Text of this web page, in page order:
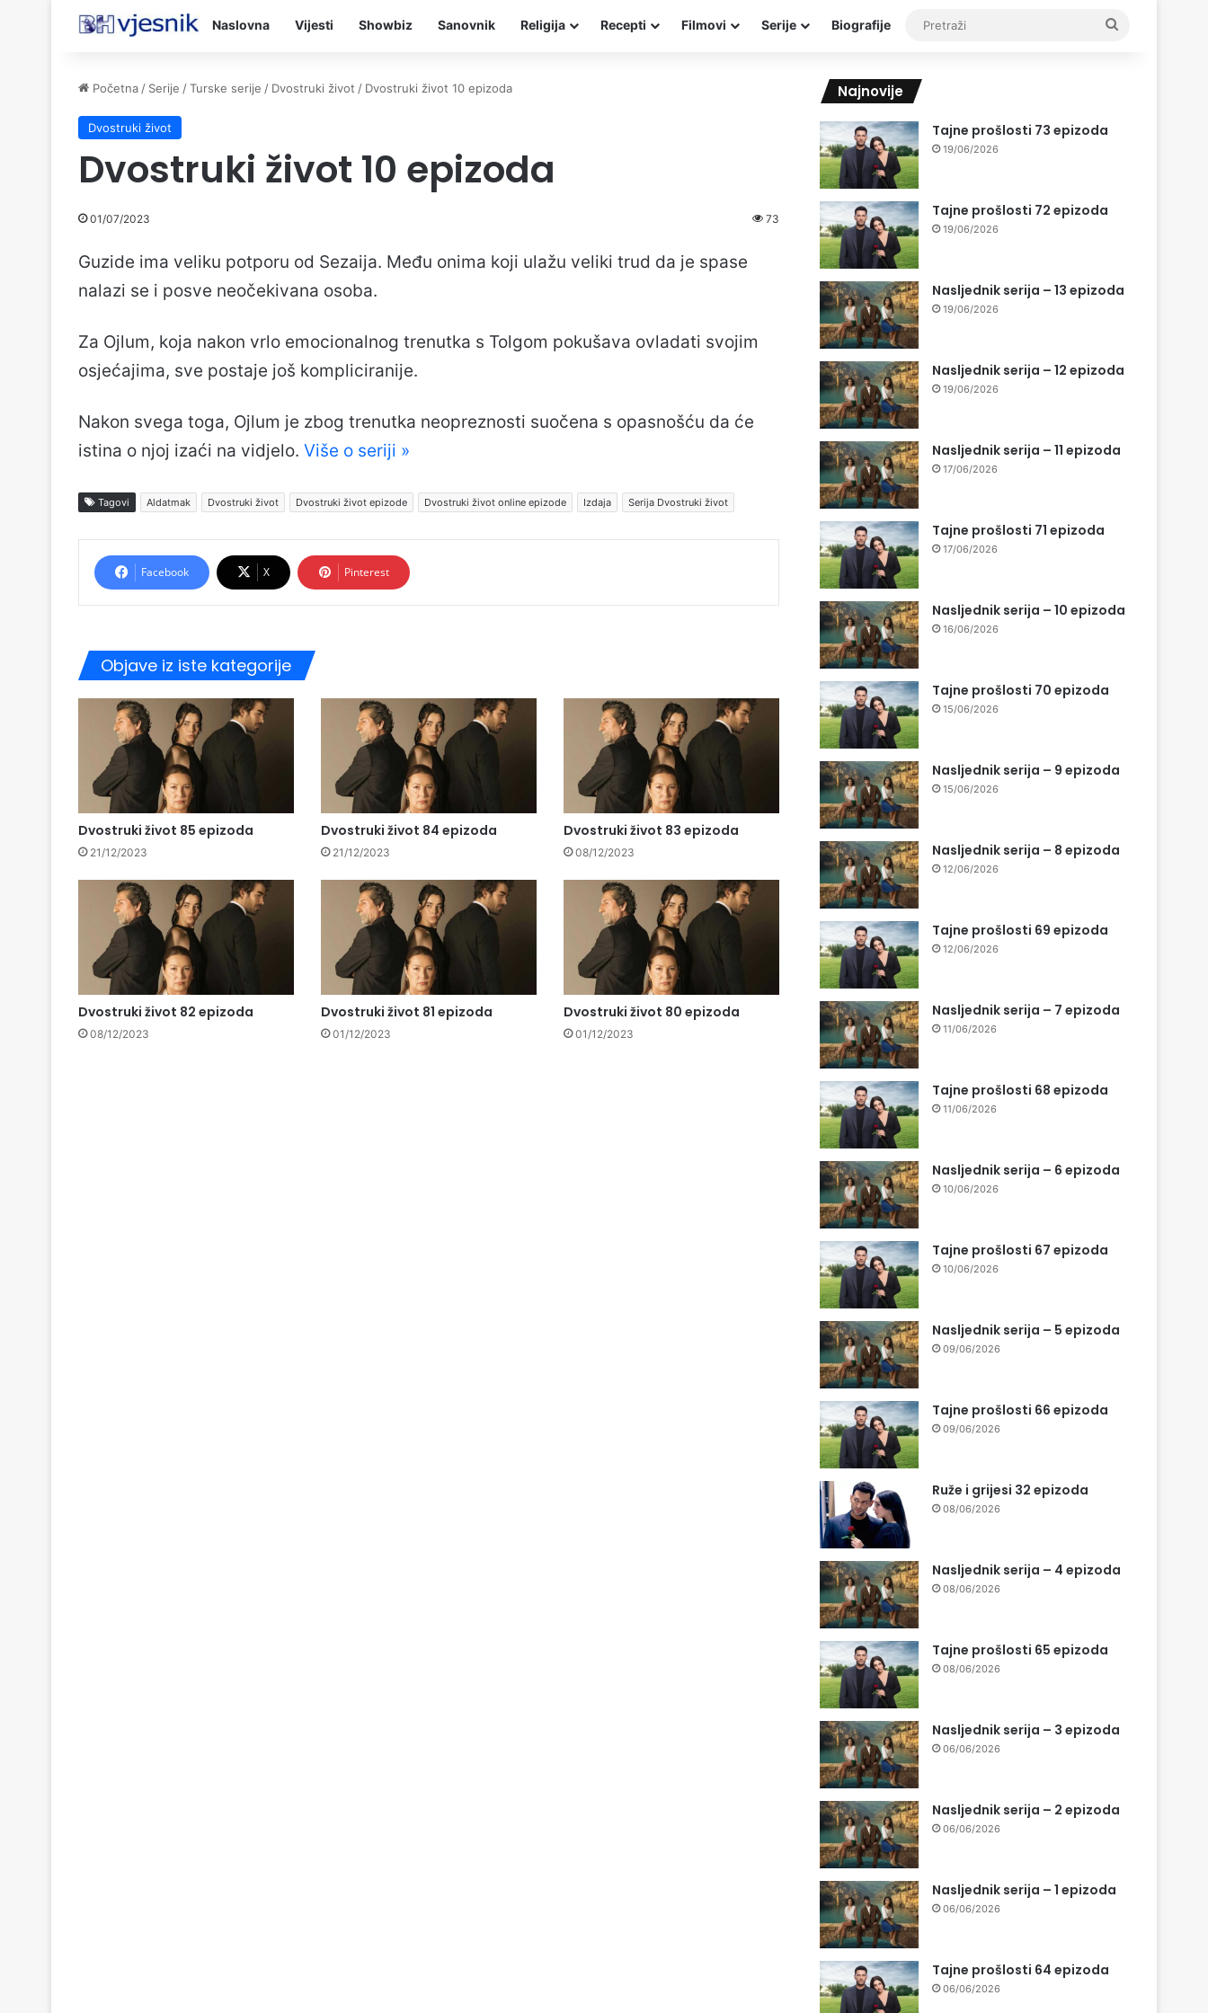
Naslovna Vijesti Showbiz Sanovnik Religija Recepti Filmovi Serije Biografije
Početna / Serije /Turske serije / Dvostruki život / Dvostruki život 10 epizoda
Dvostruki život
Dvostruki život 10 epizoda
01/07/2023 73
Guzide ima veliku potporu od Sezaija. Među onima koji ulažu veliki trud da je spase
nalazi se i posve neočekivana osoba.
Za Ojlum, koja nakon vrlo emocionalnog trenutka s Tolgom pokušava ovladati svojim
osjećajima, sve postaje još kompliciranije.
Nakon svega toga, Ojlum je zbog trenutka neopreznosti suočena s opasnošću da će
istina o njoj izaći na vidjelo. Više o seriji »
Tagovi Aldatmak Dvostruki život Dvostruki život epizode Dvostruki život online epizode Izdaja Serija Dvostruki život
Facebook X Pinterest
Objave iz iste kategorije
Dvostruki život 85 epizoda
21/12/2023
Dvostruki život 84 epizoda
21/12/2023
Dvostruki život 83 epizoda
08/12/2023
Dvostruki život 82 epizoda
08/12/2023
Dvostruki život 81 epizoda
01/12/2023
Dvostruki život 80 epizoda
01/12/2023
Najnovije
Tajne prošlosti 73 epizoda
19/06/2026
Tajne prošlosti 72 epizoda
19/06/2026
Nasljednik serija – 13 epizoda
19/06/2026
Nasljednik serija – 12 epizoda
19/06/2026
Nasljednik serija – 11 epizoda
17/06/2026
Tajne prošlosti 71 epizoda
17/06/2026
Nasljednik serija – 10 epizoda
16/06/2026
Tajne prošlosti 70 epizoda
15/06/2026
Nasljednik serija – 9 epizoda
15/06/2026
Nasljednik serija – 8 epizoda
12/06/2026
Tajne prošlosti 69 epizoda
12/06/2026
Nasljednik serija – 7 epizoda
11/06/2026
Tajne prošlosti 68 epizoda
11/06/2026
Nasljednik serija – 6 epizoda
10/06/2026
Tajne prošlosti 67 epizoda
10/06/2026
Nasljednik serija – 5 epizoda
09/06/2026
Tajne prošlosti 66 epizoda
09/06/2026
Ruže i grijesi 32 epizoda
08/06/2026
Nasljednik serija – 4 epizoda
08/06/2026
Tajne prošlosti 65 epizoda
08/06/2026
Nasljednik serija – 3 epizoda
06/06/2026
Nasljednik serija – 2 epizoda
06/06/2026
Nasljednik serija – 1 epizoda
06/06/2026
Tajne prošlosti 64 epizoda
06/06/2026